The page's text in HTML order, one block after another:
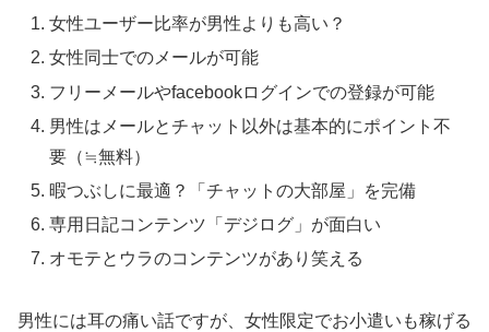
女性ユーザー比率が男性よりも高い？
女性同士でのメールが可能
フリーメールやfacebookログインでの登録が可能
男性はメールとチャット以外は基本的にポイント不
要（≒無料）
暇つぶしに最適？「チャットの大部屋」を完備
専用日記コンテンツ「デジログ」が面白い
オモテとウラのコンテンツがあり笑える
男性には耳の痛い話ですが、女性限定でお小遣いも稼げる